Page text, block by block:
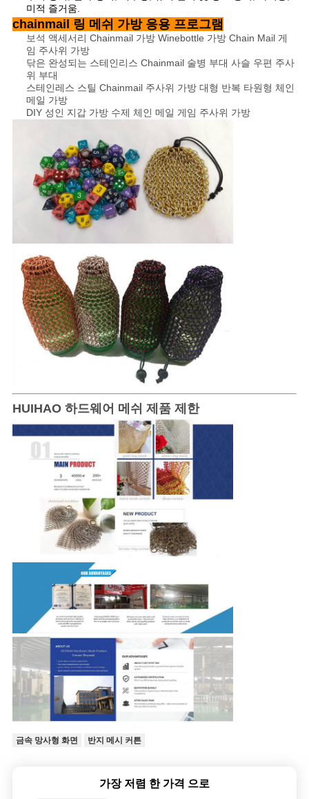
미적 즐거움.
chainmail 링 메쉬 가방 응용 프로그램
보석 액세서리 Chainmail 가방 Winebottle 가방 Chain Mail 게
임 주사위 가방
닦은 완성되는 스테인리스 Chainmail 술병 부대 사슬 우편 주사
위 부대
스테인레스 스틸 Chainmail 주사위 가방 대형 반복 타원형 체인
메일 가방
DIY 성인 지갑 가방 수제 체인 메일 게임 주사위 가방
HUIHAO 하드웨어 메쉬 제품 제한
금속 망사형 화면 반지 메시 커튼
가장 저렴 한 가격 으로